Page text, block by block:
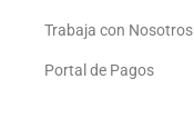
Trabaja con Nosotros
Portal de Pagos